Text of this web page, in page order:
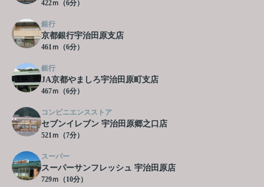
422ｍ（6分）
銀行
京都銀行宇治田原支店
461ｍ（6分）
銀行
JA京都やましろ宇治田原町支店
467ｍ（6分）
コンビニエンスストア
セブンイレブン 宇治田原郷之口店
521ｍ（7分）
スーパー
スーパーサンフレッシュ 宇治田原店
729ｍ（10分）